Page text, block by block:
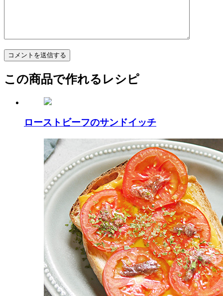
この商品で作れるレシピ
ローストビーフのサンドイッチ